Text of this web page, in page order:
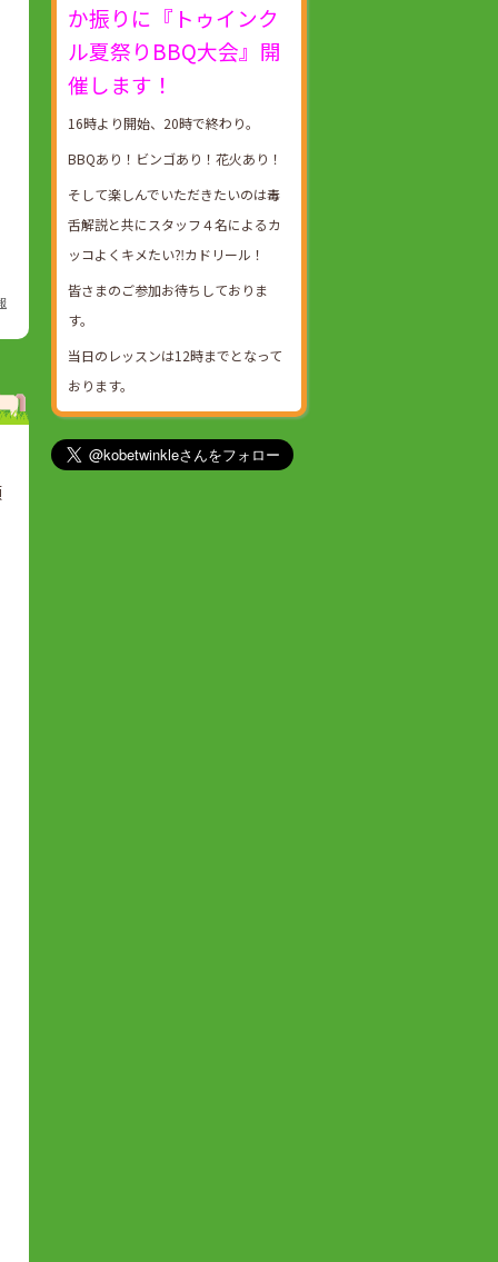
か振りに『トゥインク
ル夏祭りBBQ大会』開
催します！
16時より開始、20時で終わり。
BBQあり！ビンゴあり！花火あり！
そして楽しんでいただきたいのは毒
舌解説と共にスタッフ４名によるカ
ッコよくキメたい⁈カドリール！
皆さまのご参加お待ちしておりま
す。
当日のレッスンは12時までとなって
おります。